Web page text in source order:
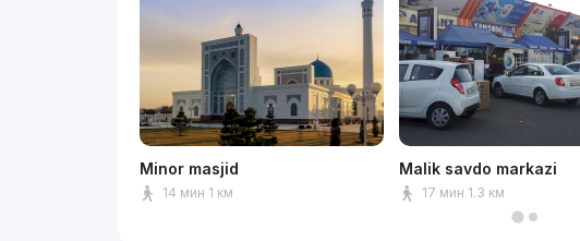
Minor masjid
14 мин 1 км
Malik savdo markazi
17 мин 1.3 км